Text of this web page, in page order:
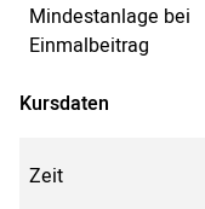
Mindestanlage bei
Einmalbeitrag
Kursdaten
Zeit